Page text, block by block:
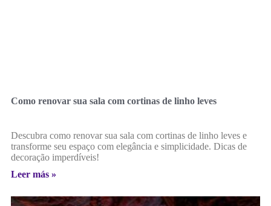
Como renovar sua sala com cortinas de linho leves
Descubra como renovar sua sala com cortinas de linho leves e
transforme seu espaço com elegância e simplicidade. Dicas de
decoração imperdíveis!
Leer más »